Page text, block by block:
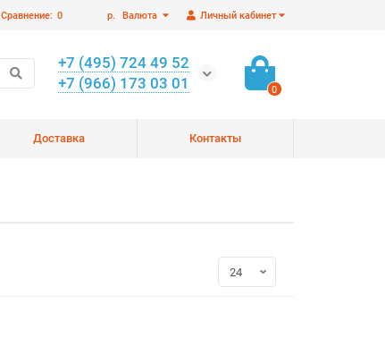
Личный кабинет
р. Валюта
Сравнение: 0
+7 (495) 724 49 52
+7 (966) 173 03 01
0
Доставка Контакты